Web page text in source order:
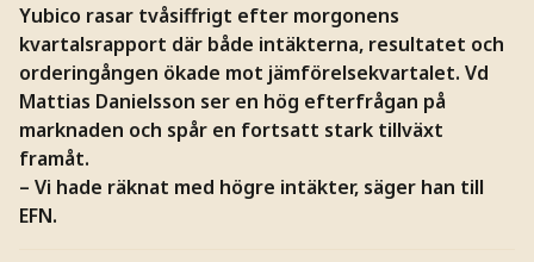
Yubico rasar tvåsiffrigt efter morgonens
kvartalsrapport där både intäkterna, resultatet och
orderingången ökade mot jämförelsekvartalet. Vd
Mattias Danielsson ser en hög efterfrågan på
marknaden och spår en fortsatt stark tillväxt
framåt.
– Vi hade räknat med högre intäkter, säger han till
EFN.